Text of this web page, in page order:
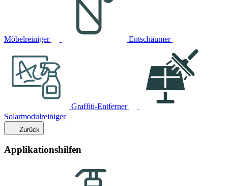
Möbelreiniger Entschäumer
Graffiti-Entferner
Solarmodulreiniger
Zurück
Applikationshilfen